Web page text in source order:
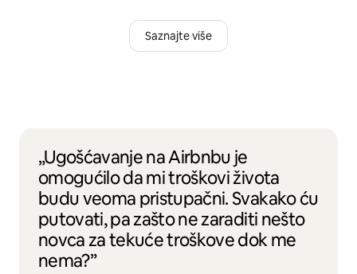
Saznajte više
„Ugošćavanje na Airbnbu je
omogućilo da mi troškovi života
budu veoma pristupačni. Svakako ću
putovati, pa zašto ne zaraditi nešto
novca za tekuće troškove dok me
nema?”